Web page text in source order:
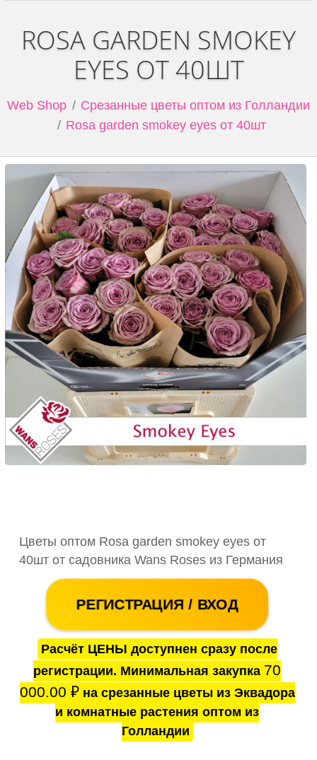
ROSA GARDEN SMOKEY
EYES ОТ 40ШТ
Web Shop
Срезанные цветы оптом из Голландии
Rosa garden smokey eyes от 40шт
Цветы оптом Rosa garden smokey eyes от
40шт от садовника Wans Roses из Германия
РЕГИСТРАЦИЯ / ВХОД
Расчёт ЦЕНЫ доступнен сразу после
регистрации. Минимальная закупка 70
000.00 ₽на срезанные цветы из Эквадора
и комнатные растения оптом из
Голландии